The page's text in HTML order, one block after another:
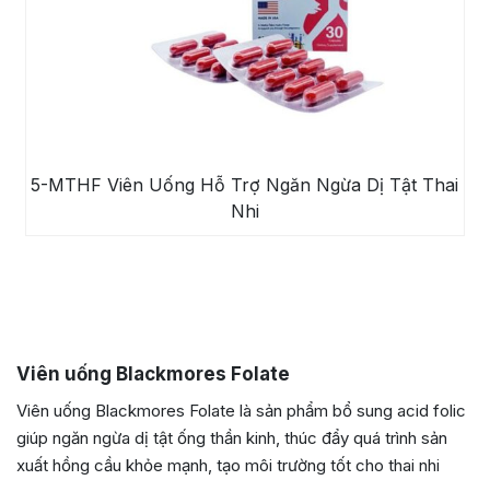
5-MTHF Viên Uống Hỗ Trợ Ngăn Ngừa Dị Tật Thai
Nhi
Viên uống Blackmores Folate
Viên uống Blackmores Folate là sản phẩm bổ sung acid folic
giúp ngăn ngừa dị tật ống thần kinh, thúc đẩy quá trình sản
xuất hồng cầu khỏe mạnh, tạo môi trường tốt cho thai nhi